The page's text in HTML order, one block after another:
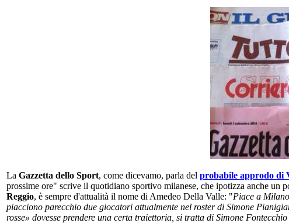
La Gazzetta dello Sport, come dicevamo, parla del probabile approdo di
prossime ore" scrive il quotidiano sportivo milanese, che ipotizza anche un
Reggio, è sempre d'attualità il nome di Amedeo Della Valle: "Piace a
piacciono parecchio due giocatori attualmente nel roster di Simone
rosse» dovesse prendere una certa traiettoria, si tratta di Simone